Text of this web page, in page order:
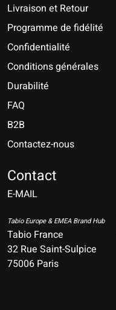
Livraison et Retour
Programme de fidélité
Confidentialité
Conditions générales
Durabilité
FAQ
B2B
Contactez-nous
Contact
E-MAIL
Tabio Europe & EMEA Brand Hub
Tabio France
32 Rue Saint-Sulpice
75006 Paris